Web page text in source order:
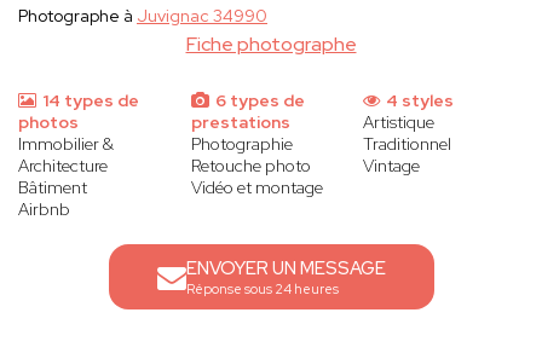
Fiche photographe
Photographe à Juvignac 34990
14 types de
photos
Immobilier &
Architecture
Bâtiment
Airbnb
6 types de
prestations
Photographie
Retouche photo
Vidéo et montage
4 styles
Artistique
Traditionnel
Vintage
ENVOYER UN MESSAGE
Réponse sous 24 heures